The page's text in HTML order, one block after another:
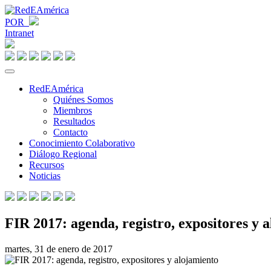
POR
Intranet
RedEAmérica
Quiénes Somos
Miembros
Resultados
Contacto
Conocimiento Colaborativo
Diálogo Regional
Recursos
Noticias
FIR 2017: agenda, registro, expositores y
martes, 31 de enero de 2017